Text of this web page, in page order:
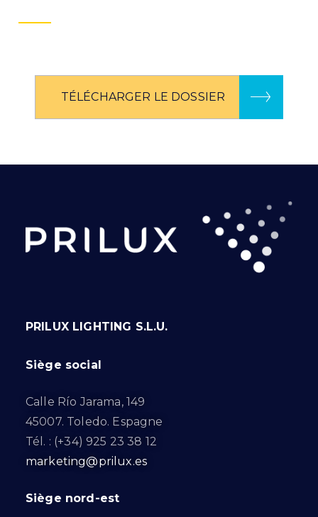
TÉLÉCHARGER LE DOSSIER
PRILUX LIGHTING S.L.U.
Siège social
Calle Río Jarama, 149
45007. Toledo. Espagne
Tél. : (+34) 925 23 38 12
marketing@prilux.es
Siège nord-est